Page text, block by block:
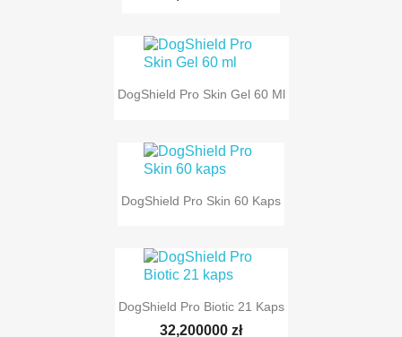
DogShield Pro Skin Gel 60 Ml
DogShield Pro Skin 60 Kaps
DogShield Pro Biotic 21 Kaps
32,200000 zł